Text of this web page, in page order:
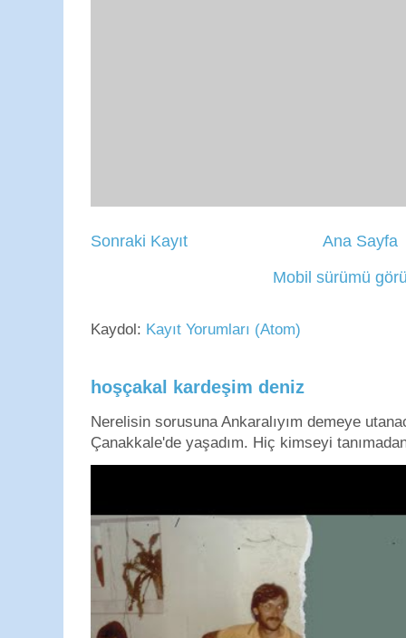
Sonraki Kayıt
Ana Sayfa
Mobil sürümü
Kaydol: Kayıt Yorumları (Atom)
hoşçakal kardeşim deniz
Nerelisin sorusuna Ankaralıyım demeye
Çanakkale'de yaşadım. Hiç kimseyi